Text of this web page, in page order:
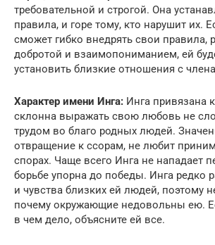
требовательной и строгой. Она
правила, и горе тому, кто нарушит их.
сможет гибко внедрять свои правила,
добротой и взаимопониманием, ей
установить близкие отношения с
Характер имени Инга: Инга привязана
склонна выражать свою любовь не
трудом во благо родных людей.
отвращение к ссорам, не любит
спорах. Чаще всего Инга не нападает
борьбе упорна до победы. Инга редко
и чувства близких ей людей, поэтому
почему окружающие недовольны ею.
в чем дело, объясните ей все.